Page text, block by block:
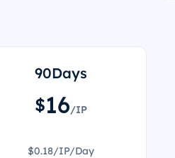
90Days
$16/IP
$0.18/IP/Day